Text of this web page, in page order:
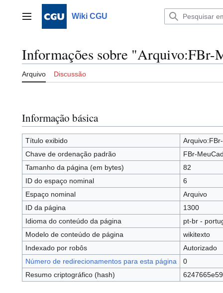
Menu principalWiki CGU
Informações sobre "Arquivo:FBr-
Arquivo Discussão
Informação básica
Título exibido
Chave de ordenação padrão
FBr-
Tamanho da página (em bytes)
82
ID do espaço nominal
6
Espaço nominal
Arquivo
ID da página
1300
Idioma do conteúdo da página
pt-br -
Modelo de conteúdo de página
wikitexto
Indexado por robôs
Autorizado
Número de redirecionamentos para esta página
0
Resumo criptográfico (hash)